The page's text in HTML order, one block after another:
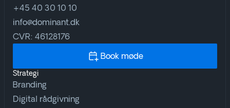
+45 40 30 10 10
info@dominant.dk
CVR: 46128176
Book møde
Strategi
Branding
Digital rådgivning